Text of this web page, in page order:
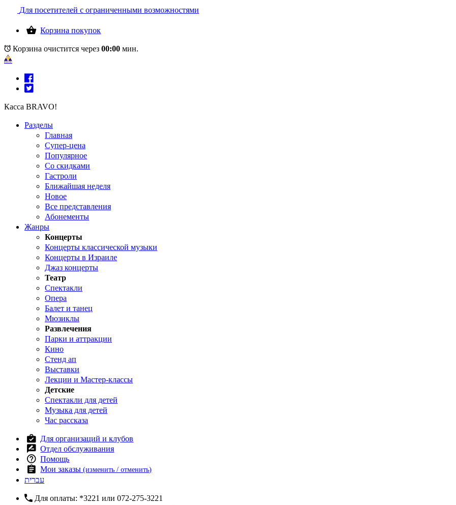
Для посетителей с ограниченными возможностями
Корзина покупок
Корзина очистится через 00:00 мин.
Касса BRAVO!
Разделы
Главная
Супер-цена
Популярное
Со скидками
Гастроли
Ближайшая неделя
Новое
Все представления
Абонементы
Жанры
Концерты
Концерты классической музыки
Концерты в Израиле
Джаз концерты
Театр
Спектакли
Опера
Балет и танец
Мюзиклы
Развлечения
Парки и аттракции
Кино
Стенд ап
Выставки
Лекции и Мастер-классы
Детские
Спектакли для детей
Музыка для детей
Час рассказа
Для организаций и клубов
Отдел обслуживания
Помощь
Мои заказы(изменить / отменить)
עברית
Для оплаты: *3221 или 072-275-3221